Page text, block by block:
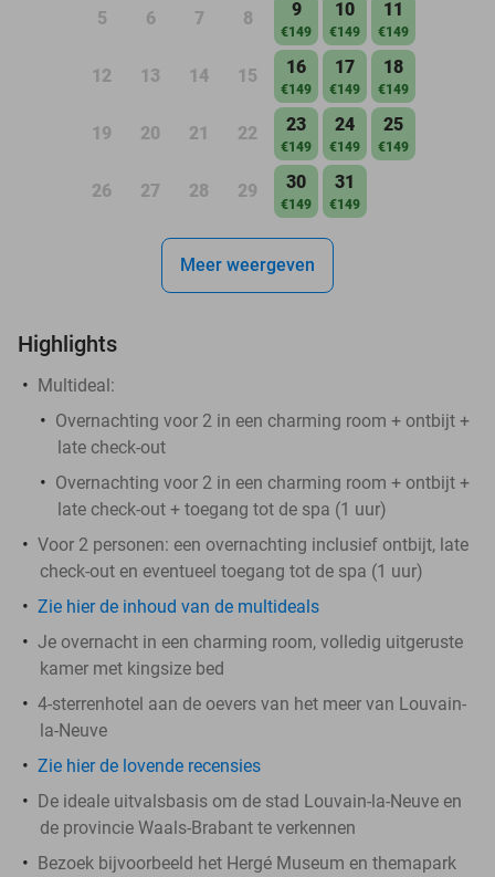
5 6 7 8 9
€149
10
€149
11
€149
12 13 14 15 16
€149
17
€149
18
€149
19 20 21 22 23
€149
24
€149
25
€149
26 27 28 29 30
€149
31
€149
Meer weergeven
Highlights
Multideal:
Overnachting voor 2 in een charming room + ontbijt +
late check-out
Overnachting voor 2 in een charming room + ontbijt +
late check-out + toegang tot de spa (1 uur)
Voor 2 personen: een overnachting inclusief ontbijt, late
check-out en eventueel toegang tot de spa (1 uur)
Zie hier de inhoud van de multideals
Je overnacht in een charming room, volledig uitgeruste
kamer met kingsize bed
4-sterrenhotel aan de oevers van het meer van Louvain-
la-Neuve
Zie hier de lovende recensies
De ideale uitvalsbasis om de stad Louvain-la-Neuve en
de provincie Waals-Brabant te verkennen
Bezoek bijvoorbeeld het Hergé Museum en themapark